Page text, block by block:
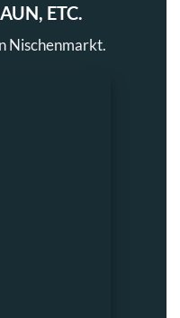
ETC.
Nischenmarkt.